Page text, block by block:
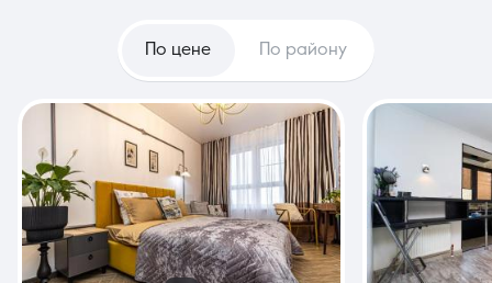
По цене По району